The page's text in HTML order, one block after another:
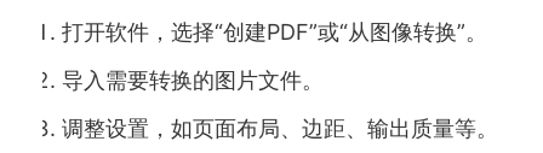
打开软件，选择“创建PDF”或“从图像转换”。
导入需要转换的图片文件。
调整设置，如页面布局、边距、输出质量等。